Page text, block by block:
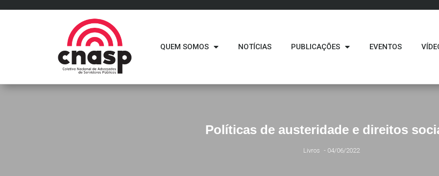
QUEM SOMOS NOTÍCIAS PUBLICAÇÕES EVENTOS
Políticas de austeridade e direitos
Livros - 04/06/2022